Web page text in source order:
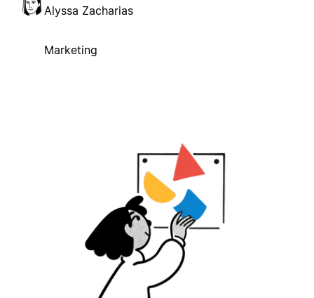
Alyssa Zacharias
Marketing